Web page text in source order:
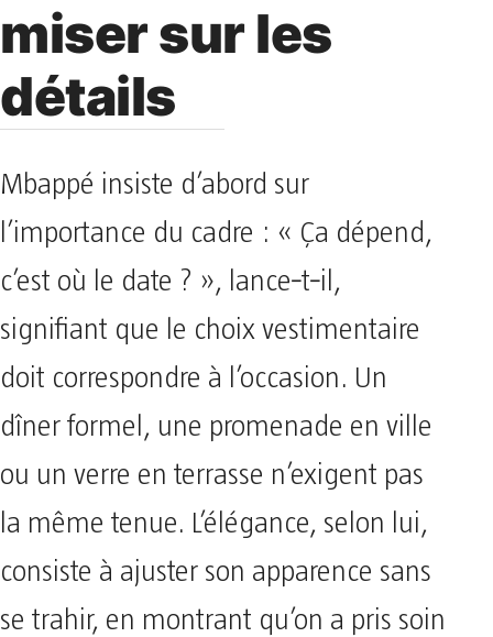
miser sur les
détails
Mbappé insiste d’abord sur
l’importance du cadre : « Ça dépend,
c’est où le date ? », lance‑t‑il,
signifiant que le choix vestimentaire
doit correspondre à l’occasion. Un
dîner formel, une promenade en ville
ou un verre en terrasse n’exigent pas
la même tenue. L’élégance, selon lui,
consiste à ajuster son apparence sans
se trahir, en montrant qu’on a pris soin